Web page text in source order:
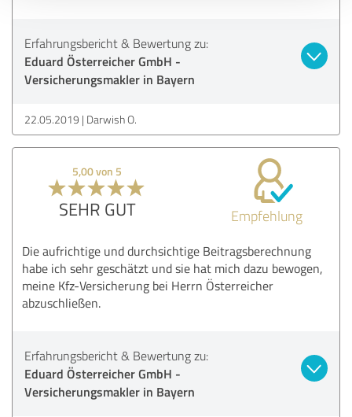
Erfahrungsbericht & Bewertung zu:
Eduard Österreicher GmbH -
Versicherungsmakler in Bayern
22.05.2019 Darwish O.
5,00 von 5
SEHR GUT Empfehlung
Die aufrichtige und durchsichtige Beitragsberechnung
habe ich sehr geschätzt und sie hat mich dazu bewogen,
meine Kfz-Versicherung bei Herrn Österreicher
abzuschließen.
Erfahrungsbericht & Bewertung zu:
Eduard Österreicher GmbH -
Versicherungsmakler in Bayern